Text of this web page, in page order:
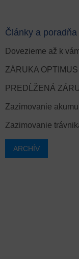
Články a poradňa
Dovezieme až k
ZÁRUKA
PREDĹŽENÁ
Zazimovanie
Zazimovanie
ARCHÍV